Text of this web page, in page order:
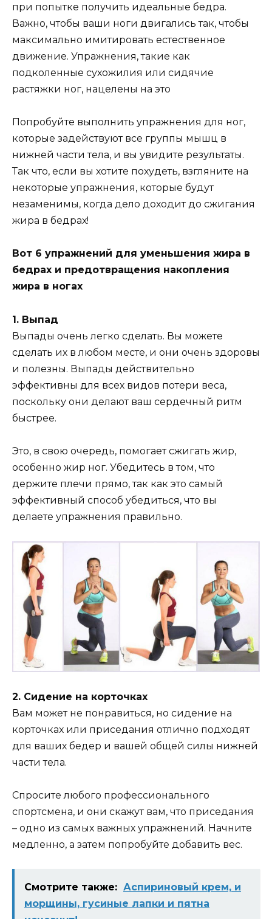
при попытке получить идеальные бедра.
Важно, чтобы ваши ноги двигались так, чтобы
максимально имитировать естественное
движение. Упражнения, такие как
подколенные сухожилия или сидячие
растяжки ног, нацелены на это
Попробуйте выполнить упражнения для ног,
которые задействуют все группы мышц в
нижней части тела, и вы увидите результаты.
Так что, если вы хотите похудеть, взгляните на
некоторые упражнения, которые будут
незаменимы, когда дело доходит до сжигания
жира в бедрах!
Вот 6 упражнений для уменьшения жира в
бедрах и предотвращения накопления
жира в ногах
1. Выпад
Выпады очень легко сделать. Вы можете
сделать их в любом месте, и они очень здоровы
и полезны. Выпады действительно
эффективны для всех видов потери веса,
поскольку они делают ваш сердечный ритм
быстрее.
Это, в свою очередь, помогает сжигать жир,
особенно жир ног. Убедитесь в том, что
держите плечи прямо, так как это самый
эффективный способ убедиться, что вы
делаете упражнения правильно.
2. Сидение на корточках
Вам может не понравиться, но сидение на
корточках или приседания отлично подходят
для ваших бедер и вашей общей силы нижней
части тела.
Спросите любого профессионального
спортсмена, и они скажут вам, что приседания
– одно из самых важных упражнений. Начните
медленно, а затем попробуйте добавить вес.
Смотрите также: Аспириновый крем, и
морщины, гусиные лапки и пятна